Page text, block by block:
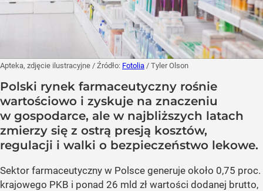
Apteka, zdjęcie ilustracyjne / Źródło: Fotolia / Tyler Olson
Polski rynek farmaceutyczny rośnie
wartościowo i zyskuje na znaczeniu
w gospodarce, ale w najbliższych latach
zmierzy się z ostrą presją kosztów,
regulacji i walki o bezpieczeństwo lekowe.
Sektor farmaceutyczny w Polsce generuje około 0,75 proc.
krajowego PKB i ponad 26 mld zł wartości dodanej brutto,